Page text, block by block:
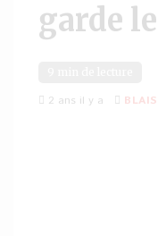
garde
2 ans il y a